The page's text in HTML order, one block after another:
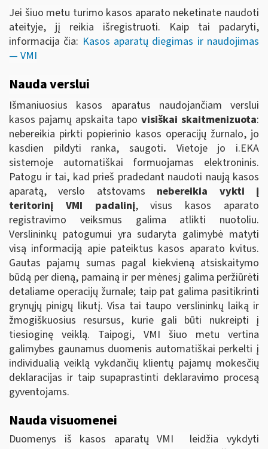
Jei šiuo metu turimo kasos aparato neketinate naudoti
ateityje, jį reikia išregistruoti. Kaip tai padaryti,
informacija čia: Kasos aparatų diegimas ir naudojimas
― VMI
Nauda verslui
Išmaniuosius kasos aparatus naudojančiam verslui
kasos pajamų apskaita tapovisiškai skaitmenizuota:
nebereikia pirkti popierinio kasos operacijų žurnalo, jo
kasdien pildyti ranka, saugoti. Vietoje jo i.EKA
sistemoje automatiškai formuojamas elektroninis.
Patogu ir tai, kad prieš pradedant naudoti naują kasos
aparatą, verslo atstovams nebereikia vykti į
teritorinį VMI padalinį, visus kasos aparato
registravimo veiksmus galima atlikti nuotoliu.
Verslininkų patogumui yra sudaryta galimybė matyti
visą informaciją apie pateiktus kasos aparato kvitus.
Gautas pajamų sumas pagal kiekvieną atsiskaitymo
būdą per dieną, pamainą ir per mėnesį galima peržiūrėti
detaliame operacijų žurnale; taip pat galima pasitikrinti
grynųjų pinigų likutį. Visa tai taupo verslininkų laiką ir
žmogiškuosius resursus, kurie gali būti nukreipti į
tiesioginę veiklą. Taipogi, VMI šiuo metu vertina
galimybes gaunamus duomenis automatiškai perkelti į
individualią veiklą vykdančių klientų pajamų mokesčių
deklaracijas ir taip supaprastinti deklaravimo procesą
gyventojams.
Nauda visuomenei
Duomenys iš kasos aparatų VMI leidžia vykdyti